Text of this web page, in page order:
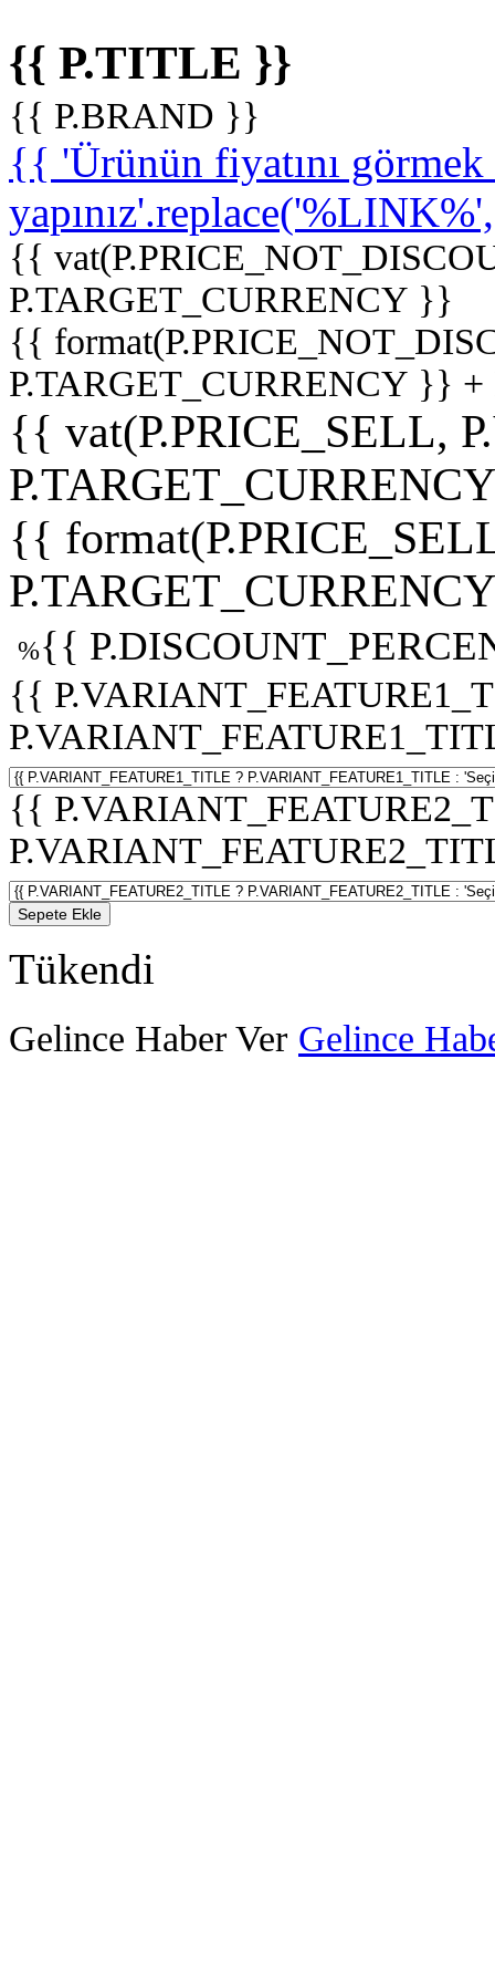
{{ P.TITLE }}
{{ P.BRAND }}
{{ 'Ürünün fiyatını
{{
P.TARGET_CURRENCY }}
{{
P.TARGET_CURRENCY }}
{{ vat(P.PRICE_SELL,
{{
%{{
{{
{{
Sepete Ekle
Tükendi
Gelince Haber Ver Gelince